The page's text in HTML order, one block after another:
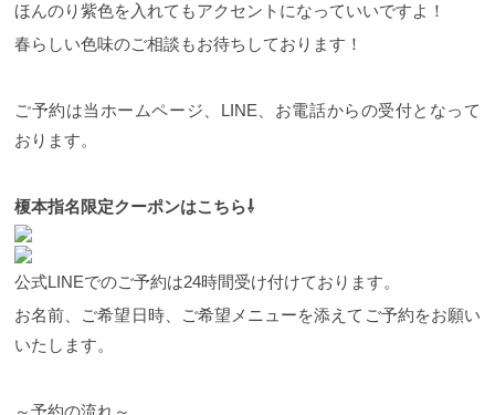
ほんのり紫色を入れてもアクセントになっていいですよ！
春らしい色味のご相談もお待ちしております！
ご予約は当ホームページ、LINE、お電話からの受付となって
おります。
榎本指名限定クーポンはこちら⇩
公式LINEでのご予約は24時間受け付けております。
お名前、ご希望日時、ご希望メニューを添えてご予約をお願い
いたします。